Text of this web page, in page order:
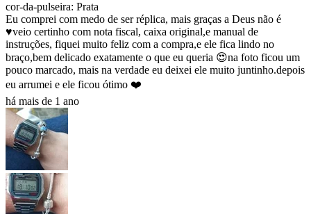
cor-da-pulseira: Prata
Eu comprei com medo de ser réplica, mais graças a Deus não é
♥️veio certinho com nota fiscal, caixa original,e manual de
instruções, fiquei muito feliz com a compra,e ele fica lindo no
braço,bem delicado exatamente o que eu queria 😍na foto ficou um
pouco marcado, mais na verdade eu deixei ele muito juntinho.depois
eu arrumei e ele ficou ótimo ❤️
há mais de 1 ano